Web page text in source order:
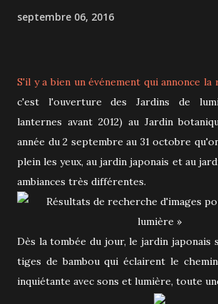
septembre 06, 2016
S'il y a bien un événement qui annonce la rentrée pour moi,
c'est l'ouverture des Jardins de
lanternes avant 2012) au Jardin
année du 2 septembre au 31 octobre
plein les yeux, au jardin japonais et au
ambiances très différentes.
Dès la tombée du jour, le jardin japonais
tiges de bambou qui éclairent le
inquiétante avec sons et lumière, toute